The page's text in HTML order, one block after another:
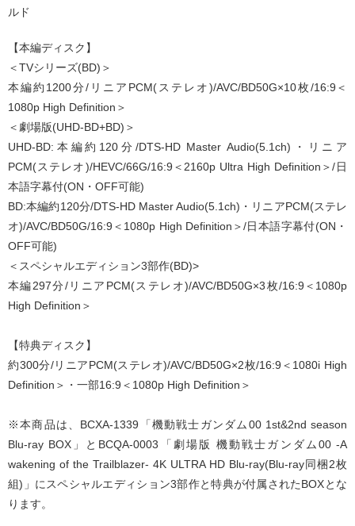
ルド
【本編ディスク】
＜TVシリーズ(BD)＞
本編約1200分/リニアPCM(ステレオ)/AVC/BD50G×10枚/16:9＜
1080p High Definition＞
＜劇場版(UHD-BD+BD)＞
UHD-BD:本編約120分/DTS-HD Master Audio(5.1ch)・リニア
PCM(ステレオ)/HEVC/66G/16:9＜2160p Ultra High Definition＞/日
本語字幕付(ON・OFF可能)
BD:本編約120分/DTS-HD Master Audio(5.1ch)・リニアPCM(ステレ
オ)/AVC/BD50G/16:9＜1080p High Definition＞/日本語字幕付(ON・
OFF可能)
＜スペシャルエディション3部作(BD)>
本編297分/リニアPCM(ステレオ)/AVC/BD50G×3枚/16:9＜1080p
High Definition＞
【特典ディスク】
約300分/リニアPCM(ステレオ)/AVC/BD50G×2枚/16:9＜1080i High
Definition＞・一部16:9＜1080p High Definition＞
※本商品は、BCXA-1339「機動戦士ガンダム00 1st&2nd season
Blu-ray BOX」とBCQA-0003「劇場版 機動戦士ガンダム00 -A
wakening of the Trailblazer- 4K ULTRA HD Blu-ray(Blu-ray同梱2枚
組)」にスペシャルエディション3部作と特典が付属されたBOXとな
ります。